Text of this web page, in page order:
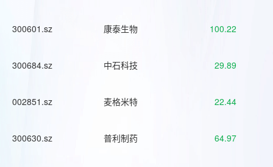
300601.sz 康泰生物 100.22
300684.sz 中石科技 29.89
002851.sz 麦格米特 22.44
300630.sz 普利制药 64.97